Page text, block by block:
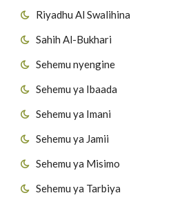
Riyadhu Al Swalihina
Sahih Al-Bukhari
Sehemu nyengine
Sehemu ya Ibaada
Sehemu ya Imani
Sehemu ya Jamii
Sehemu ya Misimo
Sehemu ya Tarbiya